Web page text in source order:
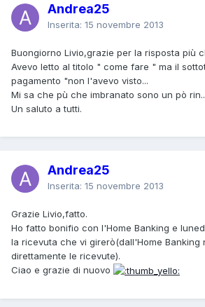
Andrea25
Inserita: 15 novembre 2013
Buongiorno Livio,grazie per la risposta più
Avevo letto al titolo " come fare " ma il
pagamento "non l'avevo visto...
Mi sa che pù che imbranato sono un pò
Un saluto a tutti.
Andrea25
Inserita: 15 novembre 2013
Grazie Livio,fatto.
Ho fatto bonifio con l'Home Banking e
la ricevuta che vi girerò(dall'Home Banking
direttamente le ricevute).
Ciao e grazie di nuovo